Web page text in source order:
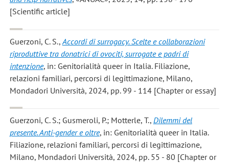
[Scientific article]
Guerzoni, C. S., Accordi di surrogacy. Scelte e collaborazioni
riproduttive tra donatrici di ovociti, surrogate e padri di
intenzione, in: Genitorialità queer in Italia. Filiazione,
relazioni familiari, percorsi di legittimazione, Milano,
Mondadori Università, 2024, pp. 99 - 114 [Chapter or essay]
Guerzoni, C. S.; Gusmeroli, P.; Motterle, T., Dilemmi del
presente. Anti-gender e oltre, in: Genitorialità queer in Italia.
Filiazione, relazioni familiari, percorsi di legittimazione,
Milano, Mondadori Università, 2024, pp. 55 - 80 [Chapter or